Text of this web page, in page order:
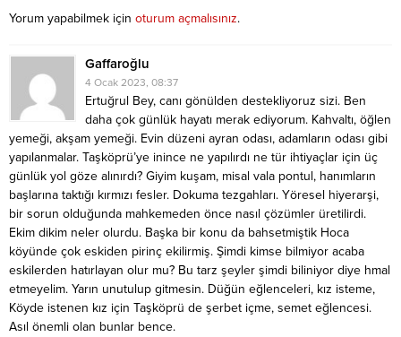
Yorum yapabilmek için oturum açmalısınız.
Gaffaroğlu
4 Ocak 2023, 08:37
Ertuğrul Bey, canı gönülden destekliyoruz sizi. Ben
daha çok günlük hayatı merak ediyorum. Kahvaltı, öğlen
yemeği, akşam yemeği. Evin düzeni ayran odası, adamların odası gibi
yapılanmalar. Taşköprü’ye inince ne yapılırdı ne tür ihtiyaçlar için üç
günlük yol göze alınırdı? Giyim kuşam, misal vala pontul, hanımların
başlarına taktığı kırmızı fesler. Dokuma tezgahları. Yöresel hiyerarşi,
bir sorun olduğunda mahkemeden önce nasıl çözümler üretilirdi.
Ekim dikim neler olurdu. Başka bir konu da bahsetmiştik Hoca
köyünde çok eskiden pirinç ekilirmiş. Şimdi kimse bilmiyor acaba
eskilerden hatırlayan olur mu? Bu tarz şeyler şimdi biliniyor diye hmal
etmeyelim. Yarın unutulup gitmesin. Düğün eğlenceleri, kız isteme,
Köyde istenen kız için Taşköprü de şerbet içme, semet eğlencesi.
Asıl önemli olan bunlar bence.